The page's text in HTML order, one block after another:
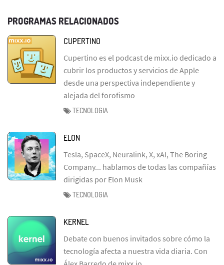
PROGRAMAS RELACIONADOS
CUPERTINO
Cupertino es el podcast de mixx.io dedicado a
cubrir los productos y servicios de Apple
desde una perspectiva independiente y
alejada del forofismo
TECNOLOGIA
ELON
Tesla, SpaceX, Neuralink, X, xAI, The Boring
Company... hablamos de todas las compañías
dirigidas por Elon Musk
TECNOLOGIA
KERNEL
Debate con buenos invitados sobre cómo la
tecnología afecta a nuestra vida diaria. Con